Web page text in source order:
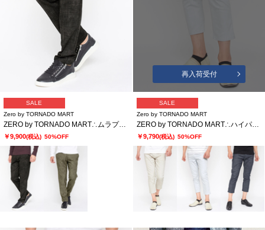
SALE
Zero by TORNADO MART
ZERO by TORNADO MART∴ムラプリントイージースラックス
￥9,900(税込) 50%OFF
再入荷受付
SALE
Zero by TORNADO MART
ZERO by TORNADO MART∴ハイパーデニムクロップドパンツ
￥9,790(税込) 50%OFF